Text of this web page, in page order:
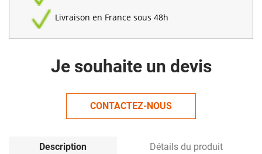
Livraison en France sous 48h
Je souhaite un devis
CONTACTEZ-NOUS
Description Détails du produit